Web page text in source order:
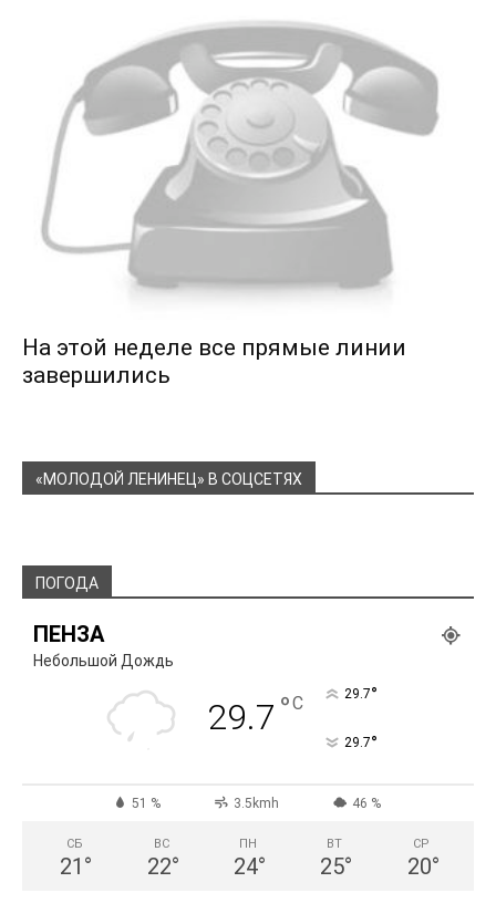
На этой неделе все прямые линии
завершились
«МОЛОДОЙ ЛЕНИНЕЦ» В СОЦСЕТЯХ
ПОГОДА
ПЕНЗА
Небольшой Дождь
29.7 °C 29.7°
29.7°
51 % 3.5kmh 46 %
СБ
21 °
ВС
22°
ПН
24°
ВТ
25°
СР
20°